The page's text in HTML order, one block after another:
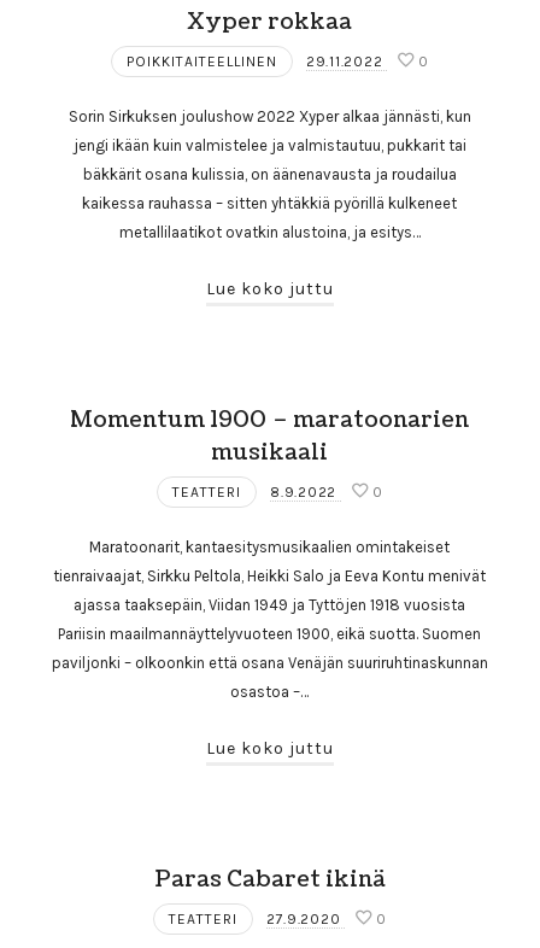
Xyper rokkaa
POIKKITAITEELLINEN 29.11.2022 0
Sorin Sirkuksen joulushow 2022 Xyper alkaa jännästi, kun
jengi ikään kuin valmistelee ja valmistautuu, pukkarit tai
bäkkärit osana kulissia, on äänenavausta ja roudailua
kaikessa rauhassa – sitten yhtäkkiä pyörillä kulkeneet
metallilaatikot ovatkin alustoina, ja esitys…
Lue koko juttu
Momentum 1900 – maratoonarien
musikaali
TEATTERI 8.9.2022 0
Maratoonarit, kantaesitysmusikaalien omintakeiset
tienraivaajat, Sirkku Peltola, Heikki Salo ja Eeva Kontu menivät
ajassa taaksepäin, Viidan 1949 ja Tyttöjen 1918 vuosista
Pariisin maailmannäyttelyvuoteen 1900, eikä suotta. Suomen
paviljonki – olkoonkin että osana Venäjän suuriruhtinaskunnan
osastoa –…
Lue koko juttu
Paras Cabaret ikinä
TEATTERI 27.9.2020 0